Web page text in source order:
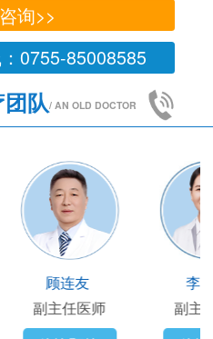
询>>
0755-85008585
队/ AN OLD DOCTOR
部主任
副主任医师